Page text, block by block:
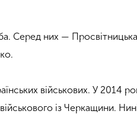
Серед них —
військових. У 2014
із Черкащини.